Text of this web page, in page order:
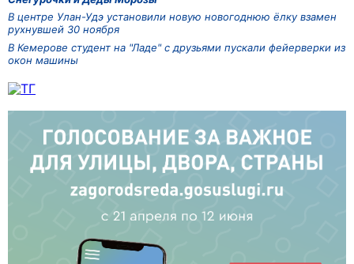
В центре Улан-Удэ установили новую новогоднюю ёлку взамен
рухнувшей 30 ноября
В Кемерове студент на "Ладе" с друзьями пускали фейерверки из
окон машины